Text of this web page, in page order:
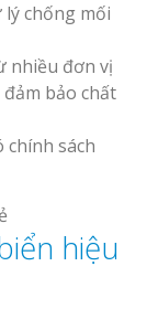
chống mối
nhiều đơn vị
bảo chất
chính sách
hiệu